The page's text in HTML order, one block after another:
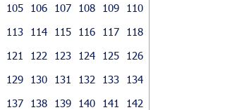
105 106 107 108 109
110
113 114 115 116 117
118
121 122 123 124 125
126
129 130 131 132 133
134
137 138 139 140 141
142